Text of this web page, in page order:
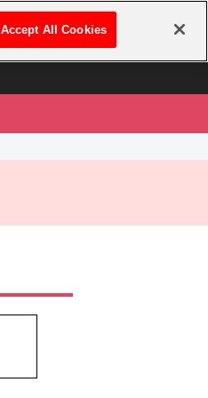
ログイン・新規登録
Accept All Cookies